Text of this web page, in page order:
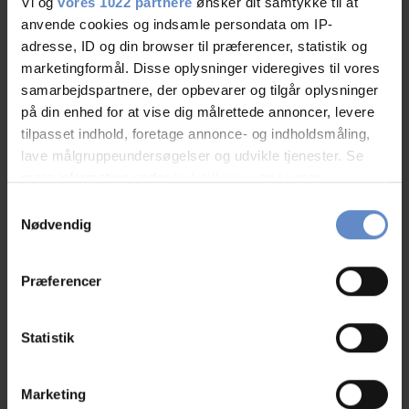
anvende cookies og indsamle persondata om IP-
adresse, ID og din browser til præferencer, statistik og
marketingformål. Disse oplysninger videregives til vores
samarbejdspartnere, der opbevarer og tilgår oplysninger
på din enhed for at vise dig målrettede annoncer, levere
tilpasset indhold, foretage annonce- og indholdsmåling,
lave målgruppeundersøgelser og udvikle tjenester. Se
tilbage eller ændre indstillinger fra vores
"Cookiedeklaration", eller ved at trykke på "Privacy
Indsamle præcise oplysninger om din placering,
Identificere din enhed baseret på en scanning af
dens unikke karakteristika (fingerprinting)
Nødvendig
Præferencer
Statistik
Marketing
Faciliteter
Hunde er velkomne
Tv på værelset